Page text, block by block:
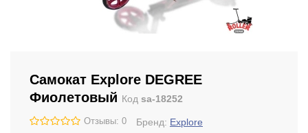
Самокат Explore DEGREE
Фиолетовый Код sa-18252
Отзывы: 0 Бренд: Explore